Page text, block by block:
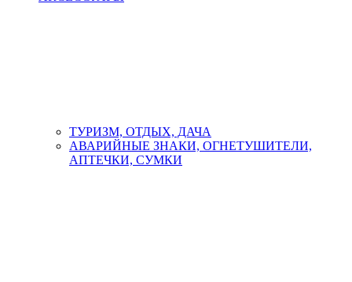
ТУРИЗМ, ОТДЫХ, ДАЧА
АВАРИЙНЫЕ ЗНАКИ, ОГНЕТУШИТЕЛИ,
АПТЕЧКИ, СУМКИ